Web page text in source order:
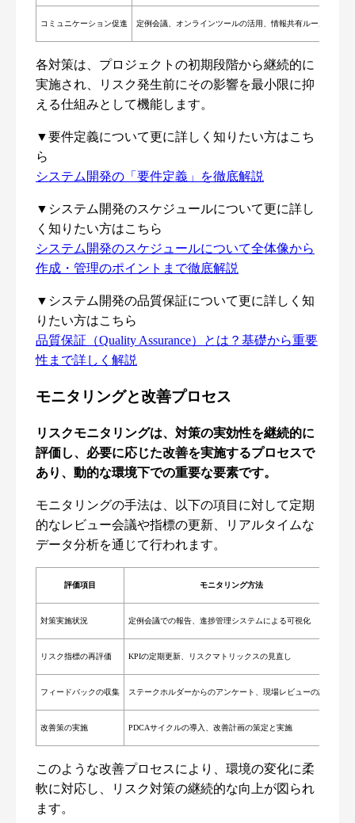
コミュニケーション促進 定例会議、オンラインツールの活用、情報共有ルールの整備
各対策は、プロジェクトの初期段階から継続的に
実施され、リスク発生前にその影響を最小限に抑
える仕組みとして機能します。
▼要件定義について更に詳しく知りたい方はこち
ら
システム開発の「要件定義」を徹底解説
▼システム開発のスケジュールについて更に詳し
く知りたい方はこちら
システム開発のスケジュールについて全体像から
作成・管理のポイントまで徹底解説
▼システム開発の品質保証について更に詳しく知
りたい方はこちら
品質保証（Quality Assurance）とは？基礎から重要
性まで詳しく解説
モニタリングと改善プロセス
リスクモニタリングは、対策の実効性を継続的に
評価し、必要に応じた改善を実施するプロセスで
あり、動的な環境下での重要な要素です。
モニタリングの手法は、以下の項目に対して定期
的なレビュー会議や指標の更新、リアルタイムな
データ分析を通じて行われます。
評価項目 モニタリング方法
対策実施状況 定例会議での報告、進捗管理システムによる可視化
リスク指標の再評価 KPIの定期更新、リスクマトリックスの見直し
フィードバックの収集 ステークホルダーからのアンケート、現場レビューの記録
改善策の実施 PDCAサイクルの導入、改善計画の策定と実施
このような改善プロセスにより、環境の変化に柔
軟に対応し、リスク対策の継続的な向上が図られ
ます。